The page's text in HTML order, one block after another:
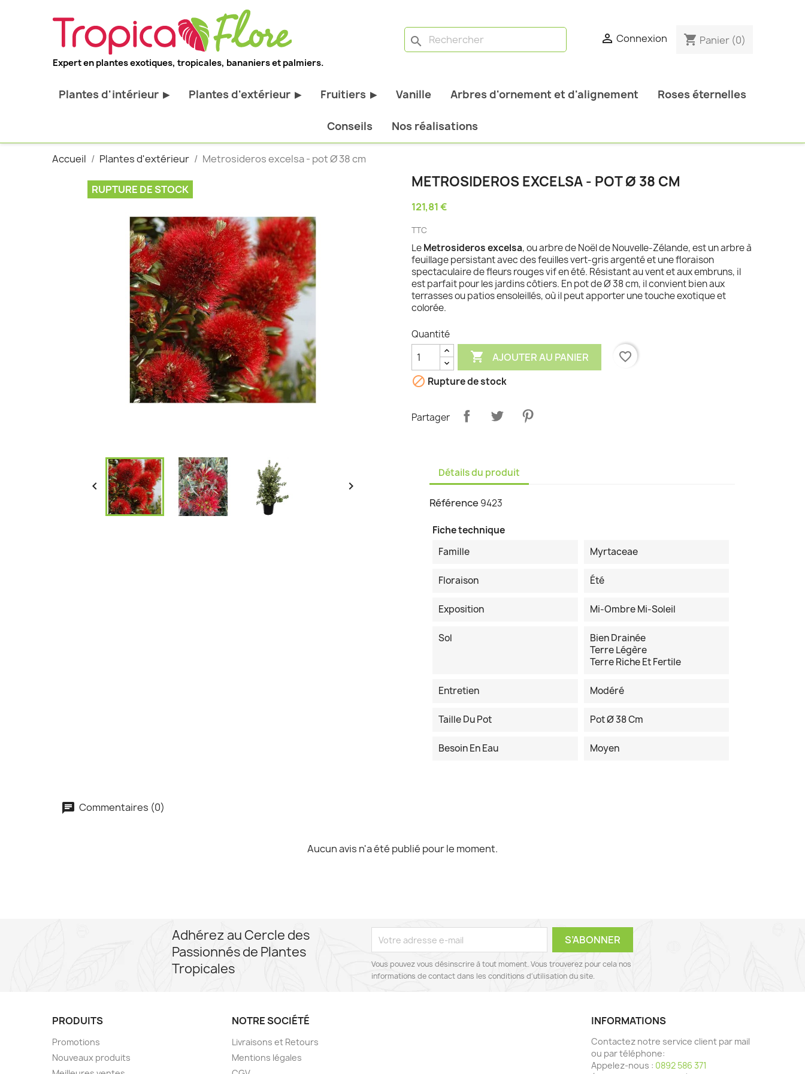
Expert en plantes exotiques, tropicales, bananiers et palmiers.
search  Connexion shopping_cart Panier (0)
Plantes d'intérieur ▶
Plantes pour bureau
Palmier d'intérieur
Cactus & Succulentes
Plantes d'extérieur ▶
Toutes les plantes d'extérieur
Bananiers rustiques
Palmiers rustiques
décoratif
Plantes grimpantes
Fourgères
Bambous et graminées
Fruitiers ▶
Tous les fruitiers
Arbres et arbustes fruitiers
Agrumes
Fruitiers Colonnaires
Vanille Arbres d'ornement et d'alignement Roses éternelles
Conseils Nos réalisations
Accueil Plantes d'extérieur Metrosideros excelsa - pot Ø 38 cm
RUPTURE DE STOCK
 
METROSIDEROS EXCELSA - POT Ø 38 CM
121,81 €
TTC
LeMetrosideros excelsa, ou arbre de Noël de Nouvelle-Zélande, est un arbre à
feuillage persistant avec des feuilles vert-gris argenté et une floraison
spectaculaire de fleurs rouges vif en été. Résistant au vent et aux embruns, il
est parfait pour les jardins côtiers. En pot de Ø 38 cm, il convient bien aux
terrasses ou patios ensoleillés, où il peut apporter une touche exotique et
colorée.
Quantité
 AJOUTER AU PANIER
favorite_border
 Rupture de stock
Partager
Détails du produit
Référence 9423
Fiche technique
Famille
Myrtaceae
Floraison Été
Exposition Mi-Ombre Mi-Soleil
Sol
Bien Drainée
Terre Légère
Terre Riche Et Fertile
Entretien Modéré
Taille Du Pot Pot Ø 38 Cm
Besoin En Eau Moyen
Commentaires (0)
Aucun avis n'a été publié pour le moment.
Adhérez au Cercle des
Passionnés de Plantes
Tropicales
Vous pouvez vous désinscrire à tout moment. Vous trouverez pour cela nos
informations de contact dans les conditions d'utilisation du site.
PRODUITS
Promotions
Nouveaux produits
NOTRE SOCIÉTÉ
Livraisons et Retours
Mentions légales
INFORMATIONS
Contactez notre service client par mail
ou par téléphone:
Appelez-nous : 0892 586 371